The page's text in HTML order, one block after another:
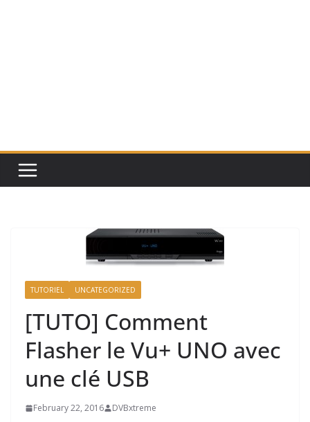
TUTORIEL UNCATEGORIZED
[TUTO] Comment
Flasher le Vu+ UNO avec
une clé USB
February 22, 2016 DVBxtreme